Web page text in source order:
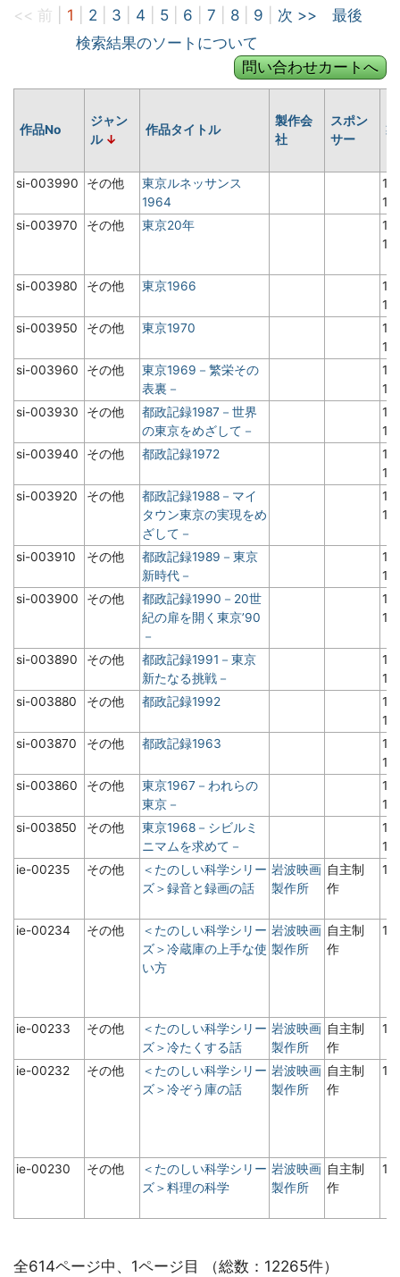
<< 前
1 2 3 4 5 6 7 8 9 次 >>
最後
検索結果のソートについて
作品No
ジャン
ル
作品タイトル
製作会
社
スポン
サー
si-003990 その他
東京ルネッサンス
1964
1
si-003970
その他 東京20年
1
si-003980 その他 東京1966
1
si-003950
その他 東京1970
1
si-003960
その他
東京1969－繁栄その
表裏－
1
si-003930
その他
都政記録1987－世界
の東京をめざして－
1
si-003940
その他 都政記録1972
1
si-003920
その他
都政記録1988－マイ
タウン東京の実現をめ
ざして－
1
si-003910 その他
都政記録1989－東京
新時代－
1
si-003900
その他
都政記録1990－20世
紀の扉を開く東京’90
－
1
si-003890 その他
都政記録1991－東京
新たなる挑戦－
1
si-003880
その他 都政記録1992
1
si-003870
その他 都政記録1963
1
si-003860
その他
東京1967－われらの
東京－
1
si-003850
その他
東京1968－シビルミ
ニマムを求めて－
1
ie-00235
その他
＜たのしい科学シリー
ズ＞録音と録画の話
岩波映画
製作所
自主制
作
ie-00234 その他
＜たのしい科学シリー
ズ＞冷蔵庫の上手な使
い方
岩波映画
製作所
自主制
作
ie-00233 その他
＜たのしい科学シリー
ズ＞冷たくする話
岩波映画
製作所
自主制
作
ie-00232 その他
＜たのしい科学シリー
ズ＞冷ぞう庫の話
岩波映画
製作所
自主制
作
ie-00230 その他
＜たのしい科学シリー
ズ＞料理の科学
岩波映画
製作所
自主制
作
全614ページ中、1ページ目 （総数：12265件）